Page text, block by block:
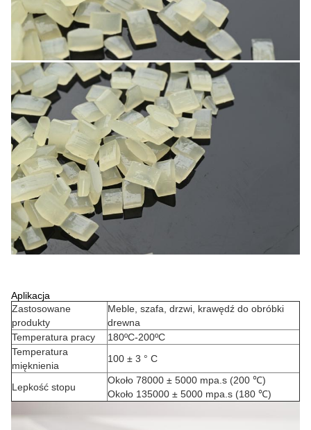
Aplikacja
Zastosowane
produkty
Meble, szafa, drzwi, krawędź do obróbki
drewna
Temperatura pracy
180ºC-200ºC
Temperatura
mięknienia
100 ± 3 ° C
Lepkość stopu
Około 78000 ± 5000 mpa.s (200 ℃)
Około 135000 ± 5000 mpa.s (180 ℃)